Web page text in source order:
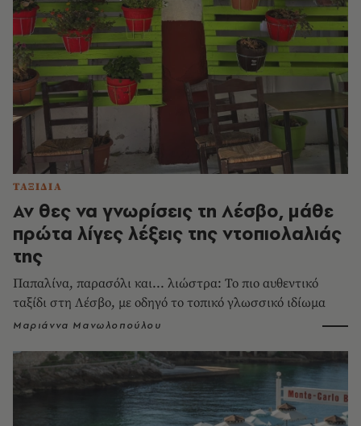
ΤΑΞΙΔΙΑ
Αν θες να γνωρίσεις τη Λέσβο, μάθε
πρώτα λίγες λέξεις της ντοπιολαλιάς
της
Παπαλίνα, παρασόλι και... λιώστρα: Το πιο αυθεντικό
ταξίδι στη Λέσβο, με οδηγό το τοπικό γλωσσικό ιδίωμα
Μαριάννα Μανωλοπούλου